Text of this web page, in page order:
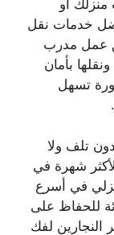
منزلك أو
خدمات نقل
عمل مدرب
بأمان
تسهل
دون تلف ولا
شهرة في
في أسرع
للحفاظ على
النجارين لفك